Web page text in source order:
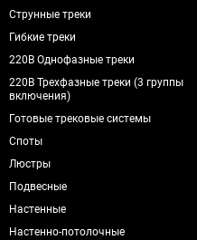
Струнные треки
Гибкие треки
220В Однофазные треки
220В Трехфазные треки (3 группы
включения)
Готовые трековые системы
Споты
Люстры
Подвесные
Настенные
Настенно-потолочные